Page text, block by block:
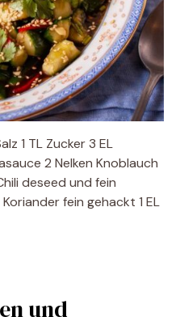
1 TL Zucker 3 EL
2 Nelken Knoblauch
deseed und fein
fein gehackt 1 EL
und